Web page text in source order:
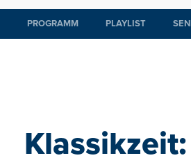
PROGRAMM PLAYLIST